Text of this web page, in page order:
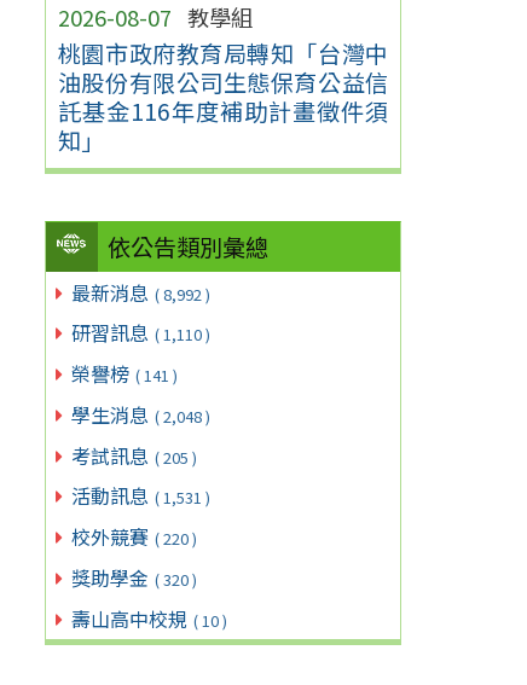
2026-08-07 教學組
桃園市政府教育局轉知「台灣中
油股份有限公司生態保育公益信
託基金116年度補助計畫徵件須
知」
依公告類別彙總
最新消息 ( 8,992 )
研習訊息 ( 1,110 )
榮譽榜 ( 141 )
學生消息 ( 2,048 )
考試訊息 ( 205 )
活動訊息 ( 1,531 )
校外競賽 ( 220 )
獎助學金 ( 320 )
壽山高中校規 ( 10 )